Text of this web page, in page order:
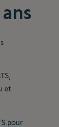
et
pour